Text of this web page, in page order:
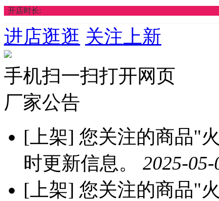
开店时长:
进店逛逛 关注上新
手机扫一扫打开网页
厂家公告
[上架] 您关注的商品"
时更新信息。 2025-
[上架] 您关注的商品"